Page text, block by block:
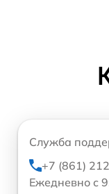
Служба
+7 (861)
Ежедневно с